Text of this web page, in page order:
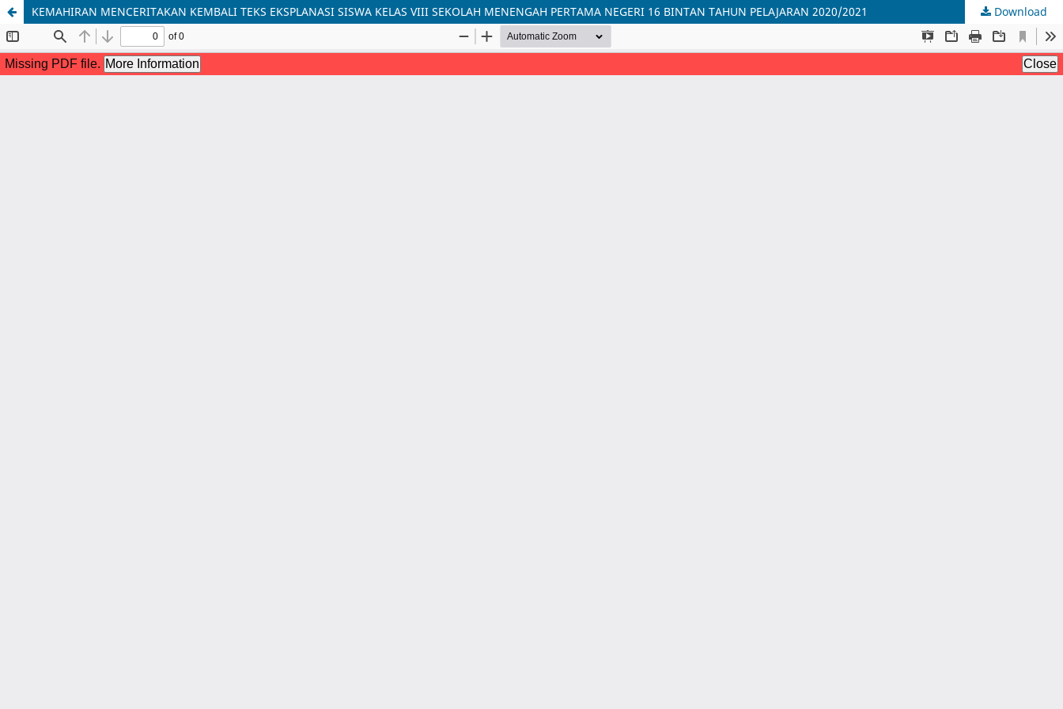
KEMAHIRAN MENCERITAKAN KEMBALI TEKS EKSPLANASI SISWA KELAS VIII SEKOLAH MENENGAH PERTAMA NEGERI 16 BINTAN TAHUN PELAJARAN 2020/2021 Download